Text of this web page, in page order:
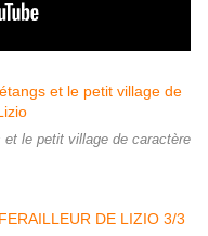
le petit village de caractère